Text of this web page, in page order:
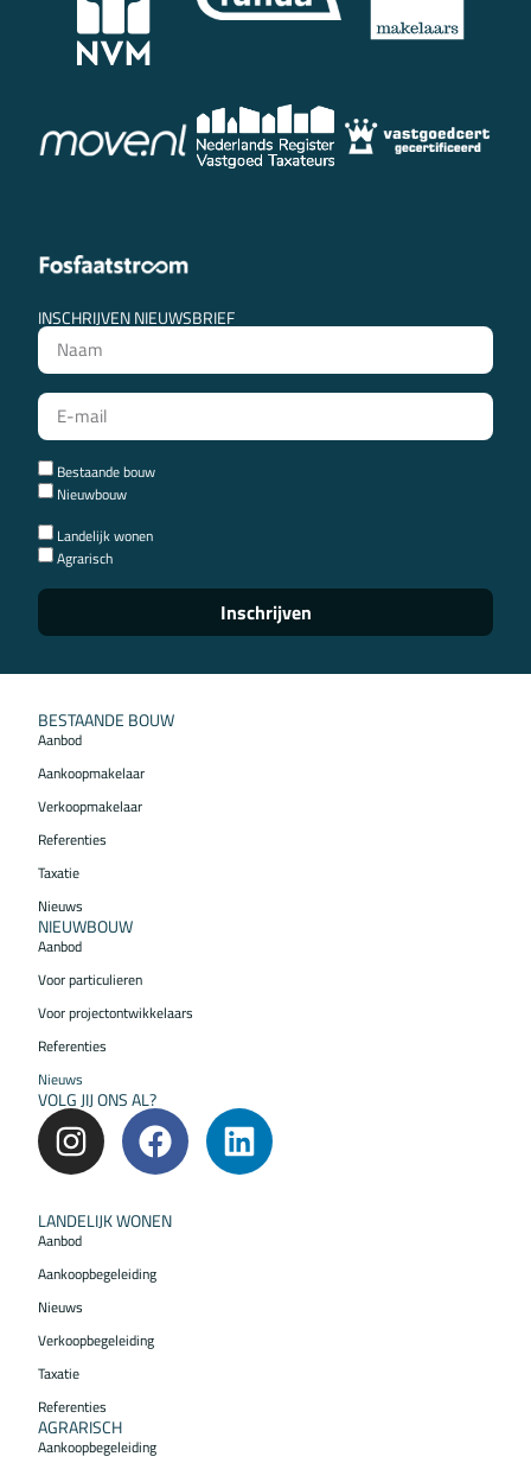
INSCHRIJVEN NIEUWSBRIEF
Bestaande bouw
Nieuwbouw
Landelijk wonen
Agrarisch
Inschrijven
BESTAANDE BOUW
Aanbod
Aankoopmakelaar
Verkoopmakelaar
Referenties
Taxatie
Nieuws
NIEUWBOUW
Aanbod
Voor particulieren
Voor projectontwikkelaars
Referenties
Nieuws
VOLG JIJ ONS AL?
LANDELIJK WONEN
Aanbod
Aankoopbegeleiding
Nieuws
Verkoopbegeleiding
Taxatie
Referenties
AGRARISCH
Aankoopbegeleiding